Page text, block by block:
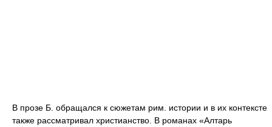
В прозе Б. обращался к сюжетам рим. истории и в их контексте
также рассматривал христианство. В романах «Алтарь